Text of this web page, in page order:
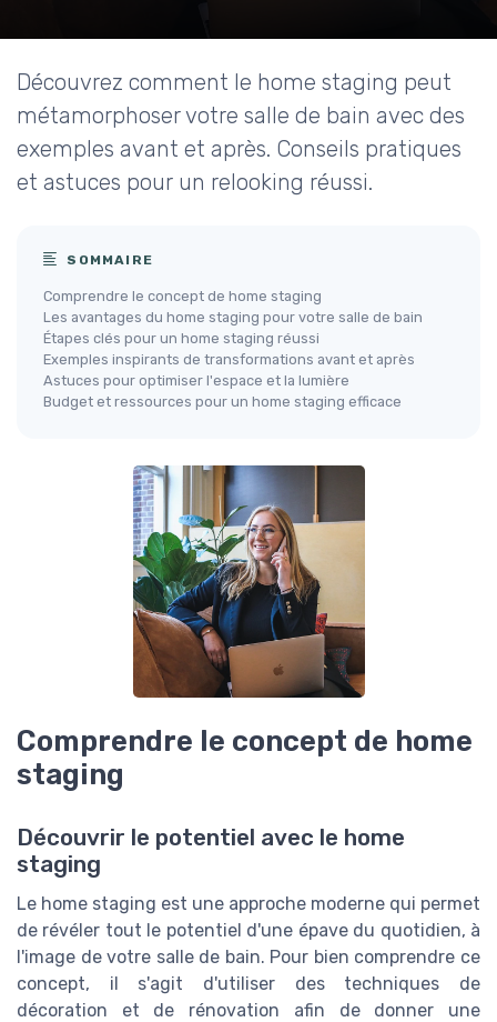
Découvrez comment le home staging peut
métamorphoser votre salle de bain avec des
exemples avant et après. Conseils pratiques
et astuces pour un relooking réussi.
SOMMAIRE
Comprendre le concept de home staging
Les avantages du home staging pour votre salle de bain
Étapes clés pour un home staging réussi
Exemples inspirants de transformations avant et après
Astuces pour optimiser l'espace et la lumière
Budget et ressources pour un home staging efficace
Comprendre le concept de home
staging
Découvrir le potentiel avec le home
staging
Le home staging est une approche moderne qui permet
de révéler tout le potentiel d'une épave du quotidien, à
l'image de votre salle de bain. Pour bien comprendre ce
concept, il s'agit d'utiliser des techniques de
décoration et de rénovation afin de donner une